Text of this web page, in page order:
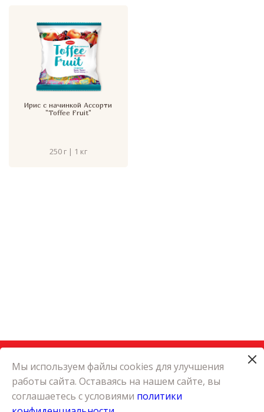
Ирис с начинкой Ассорти
"Toffee Fruit"
250 г | 1 кг
КАТАЛОГ
КАРЬЕРА
Мы используем файлы cookies для улучшения
работы сайта. Оставаясь на нашем сайте, вы
соглашаетесь с условиями политики